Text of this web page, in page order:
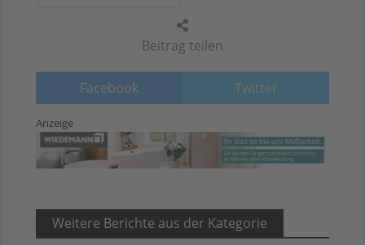
Beitrag teilen
Facebook Twitter
Anzeige
Weitere Berichte aus der Kategorie